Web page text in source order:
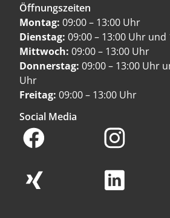
Öffnungszeiten
Montag: 09:00 – 13:00 Uhr
Dienstag: 09:00 – 13:00 Uhr und
Mittwoch: 09:00 – 13:00 Uhr
Donnerstag: 09:00 – 13:00 Uhr
Uhr
Freitag: 09:00 – 13:00 Uhr
Social Media